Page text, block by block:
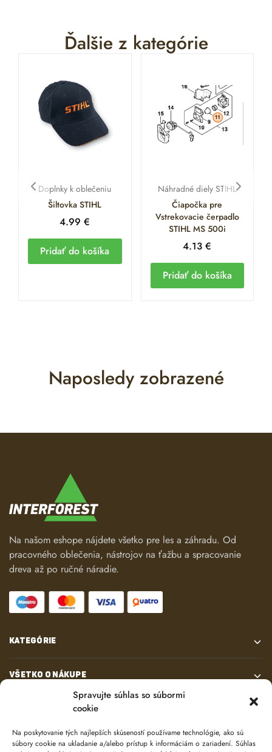
Spravujte súhlas so súbormi
cookie
Na poskytovanie tých najlepších skúseností používame technológie, ako sú
súbory cookie na ukladanie a/alebo prístup k informáciám o zariadení. Súhlas
Ďalšie z kategórie
Doplnky k oblečeniu
Šiltovka STIHL
4.99€
Pridať do košíka
Náhradné diely STIHL
Čiapočka pre
Vstrekovacie čerpadlo
STIHL MS 500i
4.13€
Pridať do košíka
Naposledy zobrazené
Na našom eshope nájdete všetko pre les a záhradu. Od
pracovného oblečenia, nástrojov na ťažbu a spracovanie
dreva až po ručné náradie.
KATEGÓRIE
VŠETKO O NÁKUPE